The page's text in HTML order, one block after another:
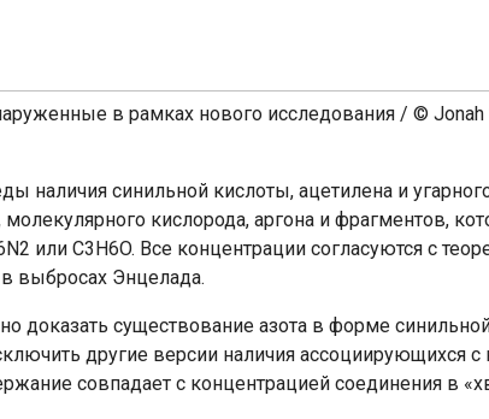
в рамках нового исследования / © Jonah
наличия синильной кислоты, ацетилена и угарного
молекулярного кислорода, аргона и фрагментов,
или C3H6O. Все концентрации согласуются с
выбросах Энцелада.
доказать существование азота в форме
другие версии наличия ассоциирующихся с
совпадает с концентрацией соединения в